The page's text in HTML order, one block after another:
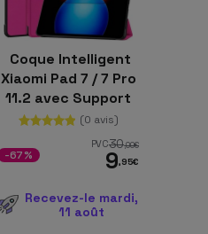
Coque Intelligent
Xiaomi Pad 7 / 7 Pro
11.2 avec Support
Violet(0 avis)
PVC30,00€
9,95€
-67%
Recevez-le mardi,
11 août